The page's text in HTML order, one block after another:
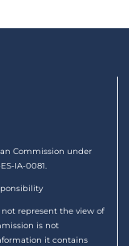
Commission under
IA-0081.
represent the view of
is not
it contains